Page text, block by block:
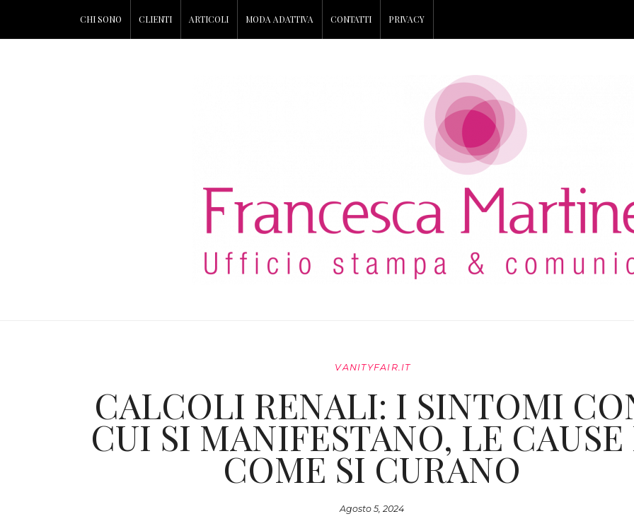
CHI SONO CLIENTI ARTICOLI MODA ADATTIVA CONTATTI PRIVACY
VANITYFAIR.IT
CALCOLI RENALI: I SINTOMI
CUI SI MANIFESTANO, LE CAUSE
COME SI CURANO
Agosto 5, 2024